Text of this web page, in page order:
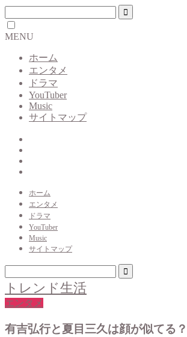
MENU
ホーム
エンタメ
ドラマ
YouTuber
Music
サイトマップ
ホーム
エンタメ
ドラマ
YouTuber
Music
サイトマップ
トレンド生活
エンタメ
有吉弘行と夏目三久は顔が似てる